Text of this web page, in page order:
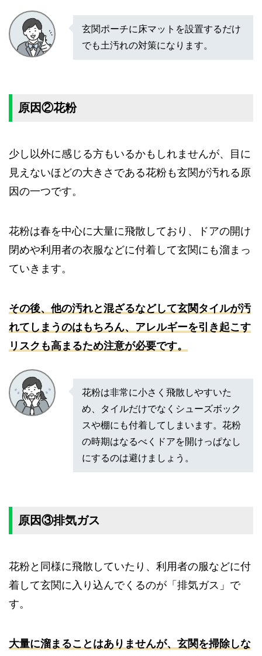
玄関ポーチに床マットを設置するだけ
でも土汚れの対策になります。
原因②花粉
少し以外に感じる方もいるかもしれませんが、目に
見えないほどの大きさである花粉も玄関が汚れる原
因の一つです。
花粉は春を中心に大量に飛散しており、ドアの開け
閉めや利用者の衣服などに付着して玄関にも溜まっ
ていきます。
その後、他の汚れと混ざるなどして玄関タイルが汚
れてしまうのはもちろん、アレルギーを引き起こす
リスクも高まるため注意が必要です。
花粉は非常に小さく飛散しやすいた
め、タイルだけでなくシューズボック
スや棚にも付着してしまいます。花粉
の時期はなるべくドアを開けっぱなし
にするのは避けましょう。
原因③排気ガス
花粉と同様に飛散していたり、利用者の服などに付
着して玄関に入り込んでくるのが「排気ガス」で
す。
大量に溜まることはありませんが、玄関を掃除しな